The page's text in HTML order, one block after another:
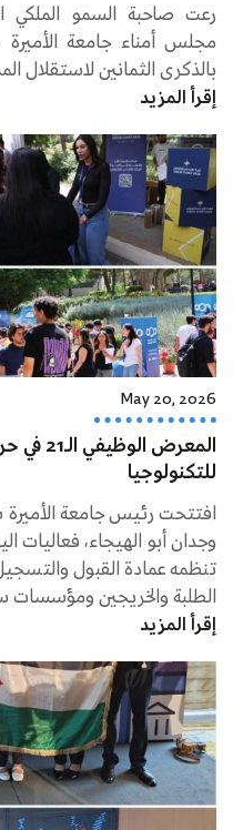
رعت صاحبة السمو
مجلس أمناء جامعة الأميرة
بالذكرى الثمانين لاستقلال
إقرأ المزيد
May 20, 2026
المعرض
للتكنولوجيا
افتتحت رئيس جامعة الأميرة
وجدان أبو الهيجاء، فعاليات
تنظمه عمادة القبول
الطلبة والخريجين ومؤسسات
إقرأ المزيد